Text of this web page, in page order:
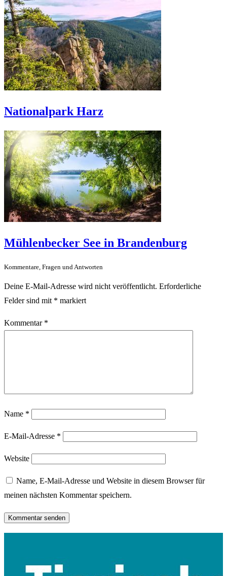
Nationalpark Harz
Mühlenbecker See in Brandenburg
Kommentare, Fragen und Antworten
Deine E-Mail-Adresse wird nicht veröffentlicht. Erforderliche
Felder sind mit * markiert
Kommentar *
Name *
E-Mail-Adresse *
Website
Name, E-Mail-Adresse und Website in diesem Browser für
meinen nächsten Kommentar speichern.